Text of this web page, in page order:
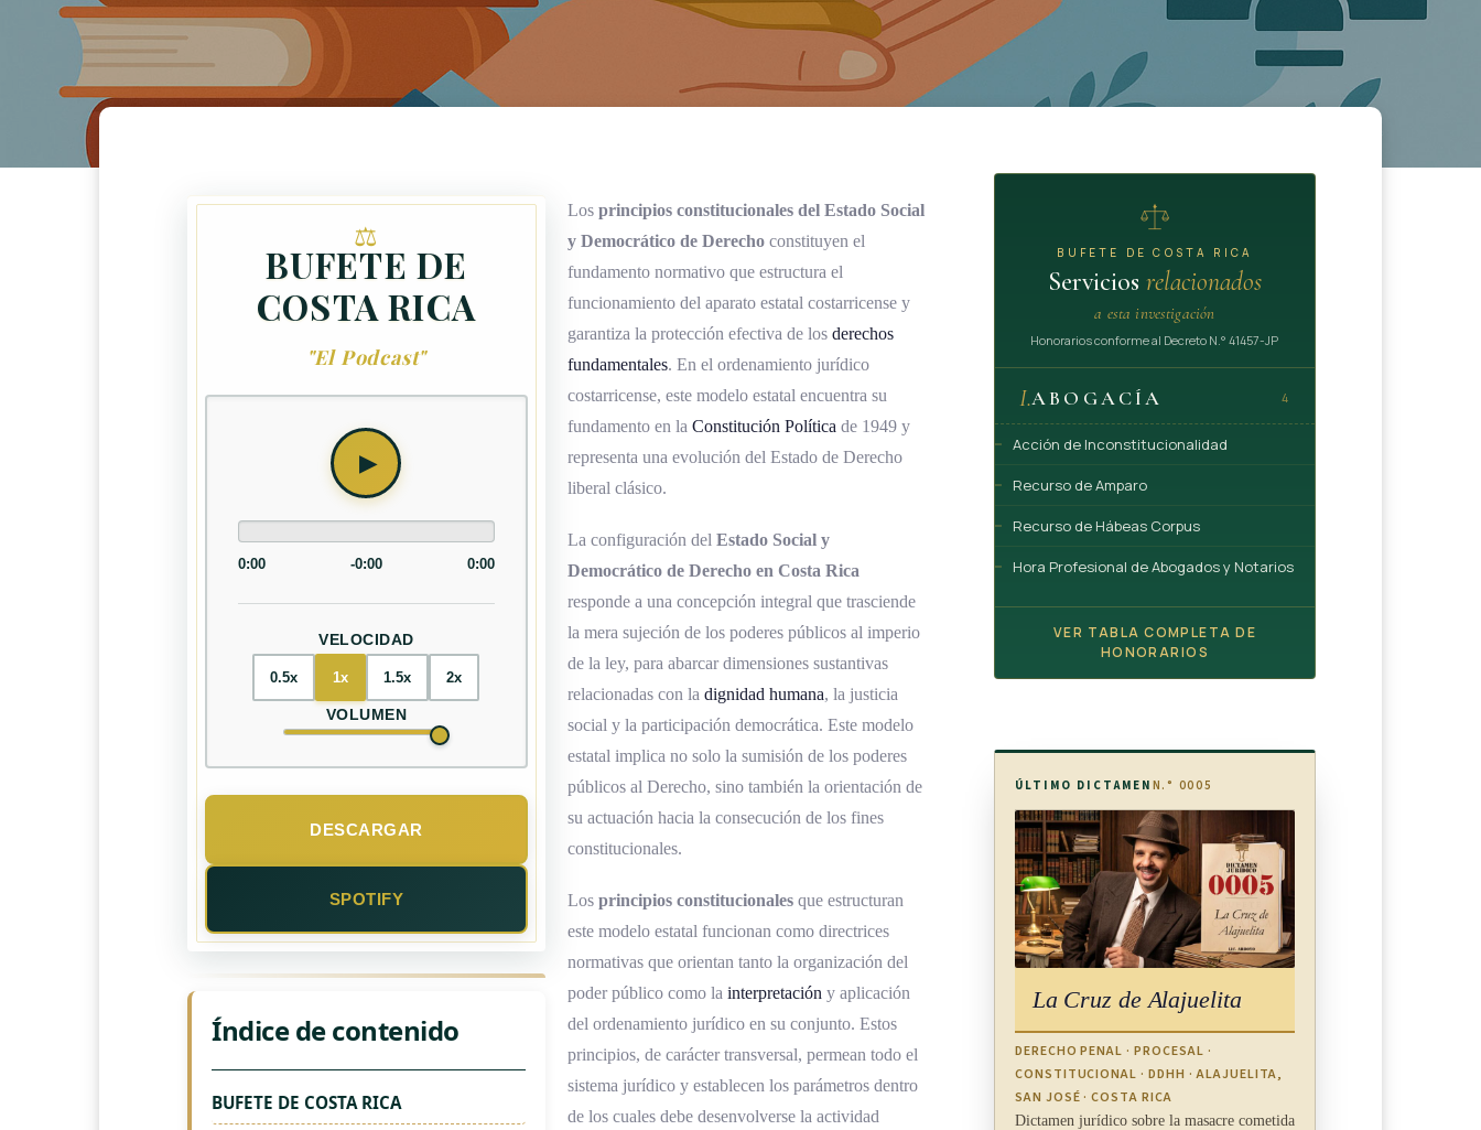
BUFETE DE
COSTA RICA
"El Podcast"
0:00 -0:00 0:00
VELOCIDAD
0.5x 1x 1.5x 2x
VOLUMEN
DESCARGAR
SPOTIFY
Índice de contenido
BUFETE DE COSTA RICA
Los principios constitucionales del Estado Social
y Democrático de Derechoconstituyen el
fundamento normativo que estructura el
funcionamiento del aparato estatal costarricense y
garantiza la protección efectiva de los derechos
fundamentales. En el ordenamiento jurídico
costarricense, este modelo estatal encuentra su
fundamento en la Constitución Política de 1949 y
representa una evolución del Estado de Derecho
liberal clásico.
La configuración del Estado Social y
Democrático de Derecho en Costa Rica
responde a una concepción integral que trasciende
la mera sujeción de los poderes públicos al imperio
de la ley, para abarcar dimensiones sustantivas
relacionadas con la dignidad humana, la justicia
social y la participación democrática. Este modelo
estatal implica no solo la sumisión de los poderes
públicos al Derecho, sino también la orientación de
su actuación hacia la consecución de los fines
constitucionales.
Los principios constitucionalesque estructuran
este modelo estatal funcionan como directrices
normativas que orientan tanto la organización del
poder público como la interpretación y aplicación
del ordenamiento jurídico en su conjunto. Estos
principios, de carácter transversal, permean todo el
sistema jurídico y establecen los parámetros dentro
de los cuales debe desenvolverse la actividad
BUFETE DE COSTA RICA
Servicios relacionados
a esta investigación
Honorarios conforme al Decreto N.° 41457-JP
I.ABOGACÍA 4
Acción de Inconstitucionalidad
Recurso de Amparo
Recurso de Hábeas Corpus
Hora Profesional de Abogados y Notarios
VER TABLA COMPLETA DE
HONORARIOS
ÚLTIMO DICTAMEN N.° 0005
La Cruz de Alajuelita
DERECHO PENAL · PROCESAL ·
CONSTITUCIONAL · DDHH · ALAJUELITA,
SAN JOSÉ · COSTA RICA
Dictamen jurídico sobre la masacre cometida